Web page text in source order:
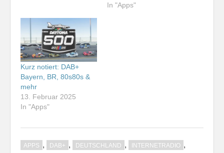
In "Apps"
Kurz notiert: DAB+
Bayern, BR, 80s80s &
mehr
13. Februar 2025
In "Apps"
APPS , DAB+ , DEUTSCHLAND , INTERNETRADIO ,